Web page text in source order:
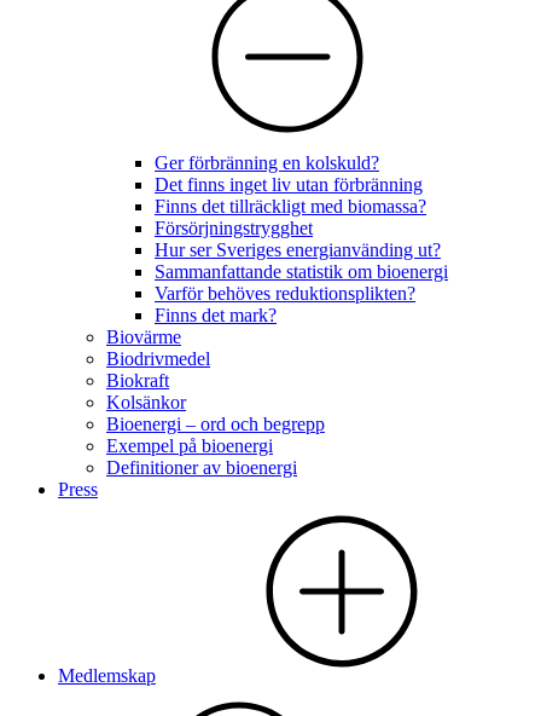
Ger förbränning en kolskuld?
Det finns inget liv utan förbränning
Finns det tillräckligt med biomassa?
Försörjningstrygghet
Hur ser Sveriges energianvänding ut?
Sammanfattande statistik om bioenergi
Varför behöves reduktionsplikten?
Finns det mark?
Biovärme
Biodrivmedel
Biokraft
Kolsänkor
Bioenergi – ord och begrepp
Exempel på bioenergi
Definitioner av bioenergi
Press
Medlemskap